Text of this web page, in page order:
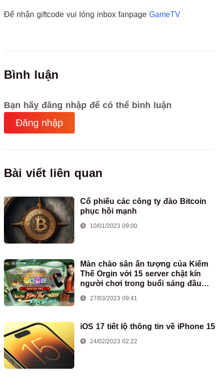
Để nhận giftcode vui lòng inbox fanpage GameTV
Bình luận
Bạn hãy đăng nhập để có thể bình luận
Đăng nhập
Bài viết liên quan
Cổ phiếu các công ty đào Bitcoin
phục hồi mạnh
10/01/2023 09:00
Màn chào sân ấn tượng của Kiếm
Thế Orgin với 15 server chật kín
người chơi trong buổi sáng đầu
tiên ra mắt
27/03/2023 09:41
iOS 17 tiết lộ thông tin về iPhone 15
24/02/2023 02:22